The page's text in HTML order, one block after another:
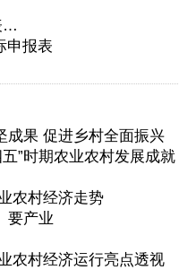
…
申报表
成果 促进乡村全面振兴
”时期农业农村发展成就
农村经济走势
要产业
农村经济运行亮点透视